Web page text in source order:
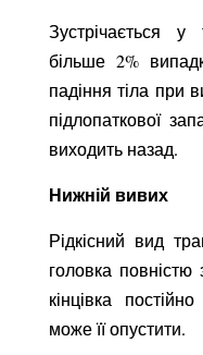
Зустрічається у
більше 2%
падіння тіла при
підлопаткової
виходить назад.
Нижній вивих
Рідкісний вид
головка
кінцівка
може її опустити.